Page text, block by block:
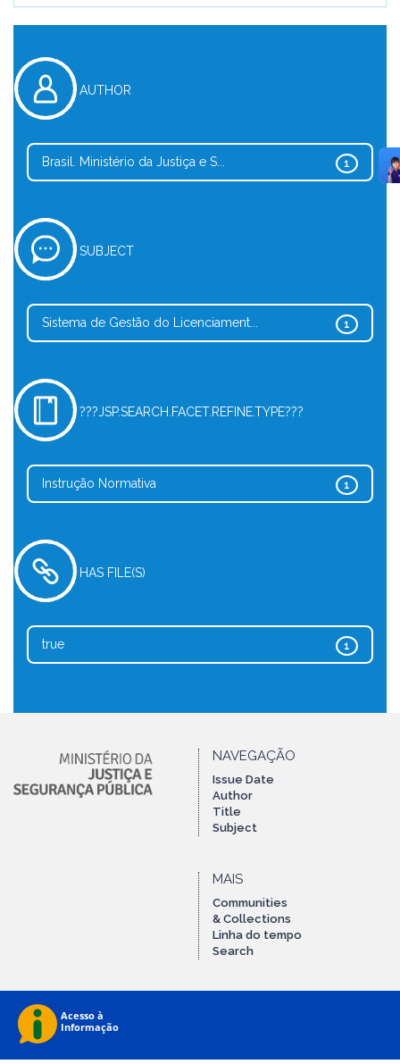
AUTHOR
1
Brasil. Ministério da Justiça e S...
SUBJECT
1
Sistema de Gestão do Licenciament...
???JSP.SEARCH.FACET.REFINE.TYPE???
1
Instrução Normativa
HAS FILE(S)
1
true
NAVEGAÇÃO
Issue Date
Author
Title
Subject
MAIS
Communities
& Collections
Linha do tempo
Search